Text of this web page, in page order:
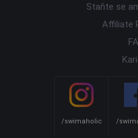
Staňte se
Affiliate
/swimaholic /